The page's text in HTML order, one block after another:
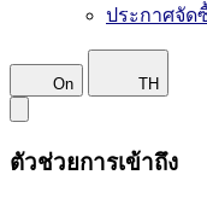
ประกาศจัด
On TH
ตัวช่วยการเข้าถึง